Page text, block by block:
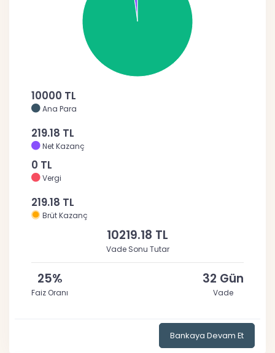
10000 TL
Ana Para
219.18 TL
Net Kazanç
0 TL
Vergi
219.18 TL
Brüt Kazanç
10219.18 TL
Vade Sonu Tutar
25%
Faiz Oranı
32 Gün
Vade
Bankaya Devam Et